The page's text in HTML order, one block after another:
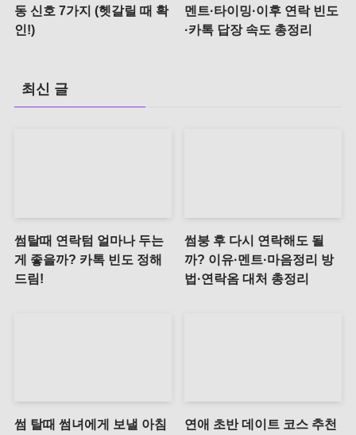
동 신호 7가지 (헷갈릴 때 확
인!)
멘트·타이밍·이후 연락 빈도
·카톡 답장 속도 총정리
최신 글
썸탈때 연락텀 얼마나 두는
게 좋을까? 카톡 빈도 정해
드림!
썸붕 후 다시 연락해도 될
까? 이유·멘트·마음정리 방
법·연락옴 대처 총정리
썸 탈때 썸녀에게 보낼 아침
연애 초반 데이트 코스 추천